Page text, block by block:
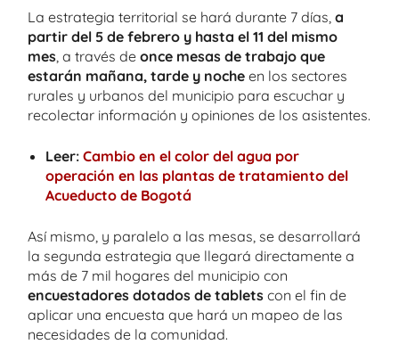
La estrategia territorial se hará durante 7 días, a
partir del 5 de febrero y hasta el 11 del mismo
mes , a través de once mesas de trabajo que
estarán mañana, tarde y noche en los sectores
rurales y urbanos del municipio para escuchar y
recolectar información y opiniones de los asistentes.
Leer: Cambio en el color del agua por
operación en las plantas de tratamiento del
Acueducto de Bogotá
Así mismo, y paralelo a las mesas, se desarrollará
la segunda estrategia que llegará directamente a
más de 7 mil hogares del municipio con
encuestadores dotados de tablets con el fin de
aplicar una encuesta que hará un mapeo de las
necesidades de la comunidad.